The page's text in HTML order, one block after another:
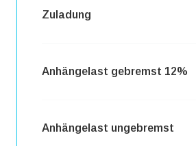
Zuladung
Anhängelast gebremst 12%
Anhängelast ungebremst